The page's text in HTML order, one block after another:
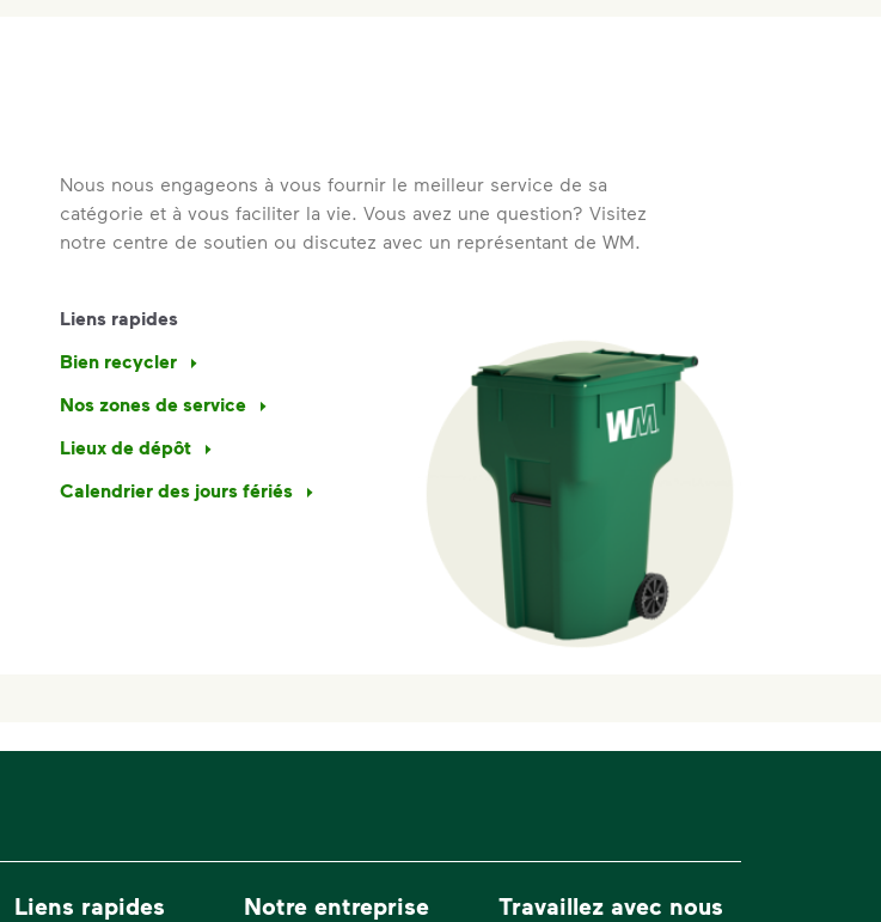
Nous nous engageons à vous fournir le meilleur service de sa
catégorie et à vous faciliter la vie. Vous avez une question? Visitez
notre centre de soutien ou discutez avec un représentant de WM.
Liens rapides
Bien recycler
Nos zones de service
Lieux de dépôt
Calendrier des jours fériés
Liens rapides Notre entreprise Travaillez avec nous